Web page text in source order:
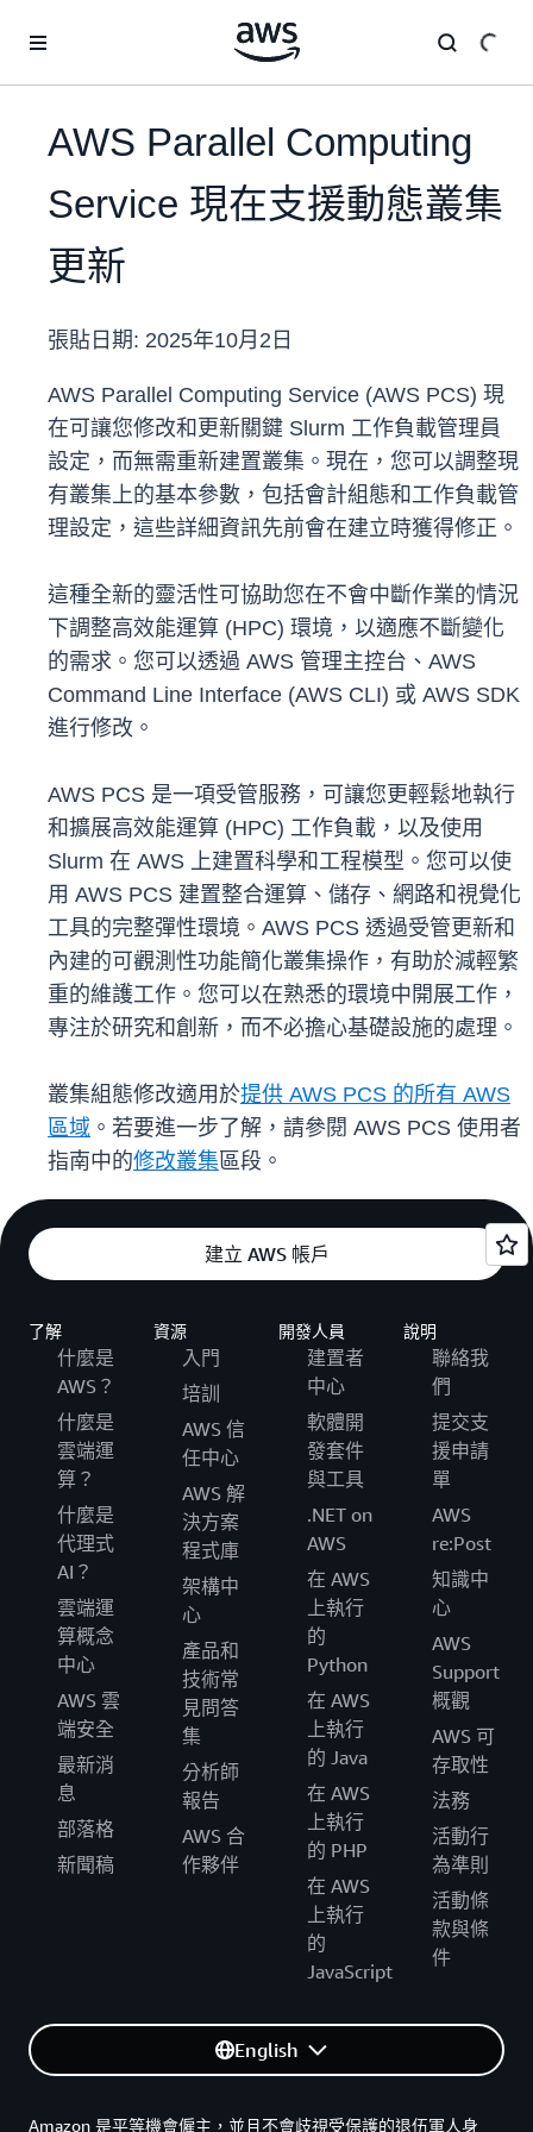
AWS Parallel Computing
Service 現在支援動態叢集
更新
張貼日期: 2025年10月2日
AWS Parallel Computing Service (AWS PCS) 現
在可讓您修改和更新關鍵 Slurm 工作負載管理員
設定，而無需重新建置叢集。現在，您可以調整現
有叢集上的基本參數，包括會計組態和工作負載管
理設定，這些詳細資訊先前會在建立時獲得修正。
這種全新的靈活性可協助您在不會中斷作業的情況
下調整高效能運算 (HPC) 環境，以適應不斷變化
的需求。您可以透過 AWS 管理主控台、AWS
Command Line Interface (AWS CLI) 或 AWS SDK
進行修改。
AWS PCS 是一項受管服務，可讓您更輕鬆地執行
和擴展高效能運算 (HPC) 工作負載，以及使用
Slurm 在 AWS 上建置科學和工程模型。您可以使
用 AWS PCS 建置整合運算、儲存、網路和視覺化
工具的完整彈性環境。AWS PCS 透過受管更新和
內建的可觀測性功能簡化叢集操作，有助於減輕繁
重的維護工作。您可以在熟悉的環境中開展工作，
專注於研究和創新，而不必擔心基礎設施的處理。
叢集組態修改適用於提供 AWS PCS 的所有 AWS
區域 。若要進一步了解，請參閱 AWS PCS 使用者
指南中的修改叢集區段。
建立 AWS 帳戶
了解
什麼是
AWS？
什麼是
雲端運
算？
什麼是
代理式
AI？
雲端運
算概念
中心
AWS 雲
端安全
最新消
息
部落格
新聞稿
資源
入門
培訓
AWS 信
任中心
AWS 解
決方案
程式庫
架構中
心
產品和
技術常
見問答
集
分析師
報告
AWS 合
作夥伴
開發人員
建置者
中心
軟體開
發套件
與工具
.NET on
AWS
在 AWS
上執行
的
Python
在 AWS
上執行
的 Java
在 AWS
上執行
的 PHP
在 AWS
上執行
的
JavaScript
說明
聯絡我
們
提交支
援申請
單
AWS
re:Post
知識中
心
AWS
Support
概觀
AWS 可
存取性
法務
活動行
為準則
活動條
款與條
件
English
Amazon 是平等機會僱主，並且不會歧視受保護的退伍軍人身